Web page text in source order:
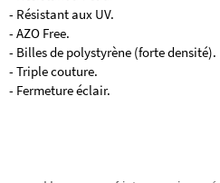
- Résistant aux UV.
- AZO Free.
- Billes de polystyrène (forte densité).
- Triple couture.
- Fermeture éclair.